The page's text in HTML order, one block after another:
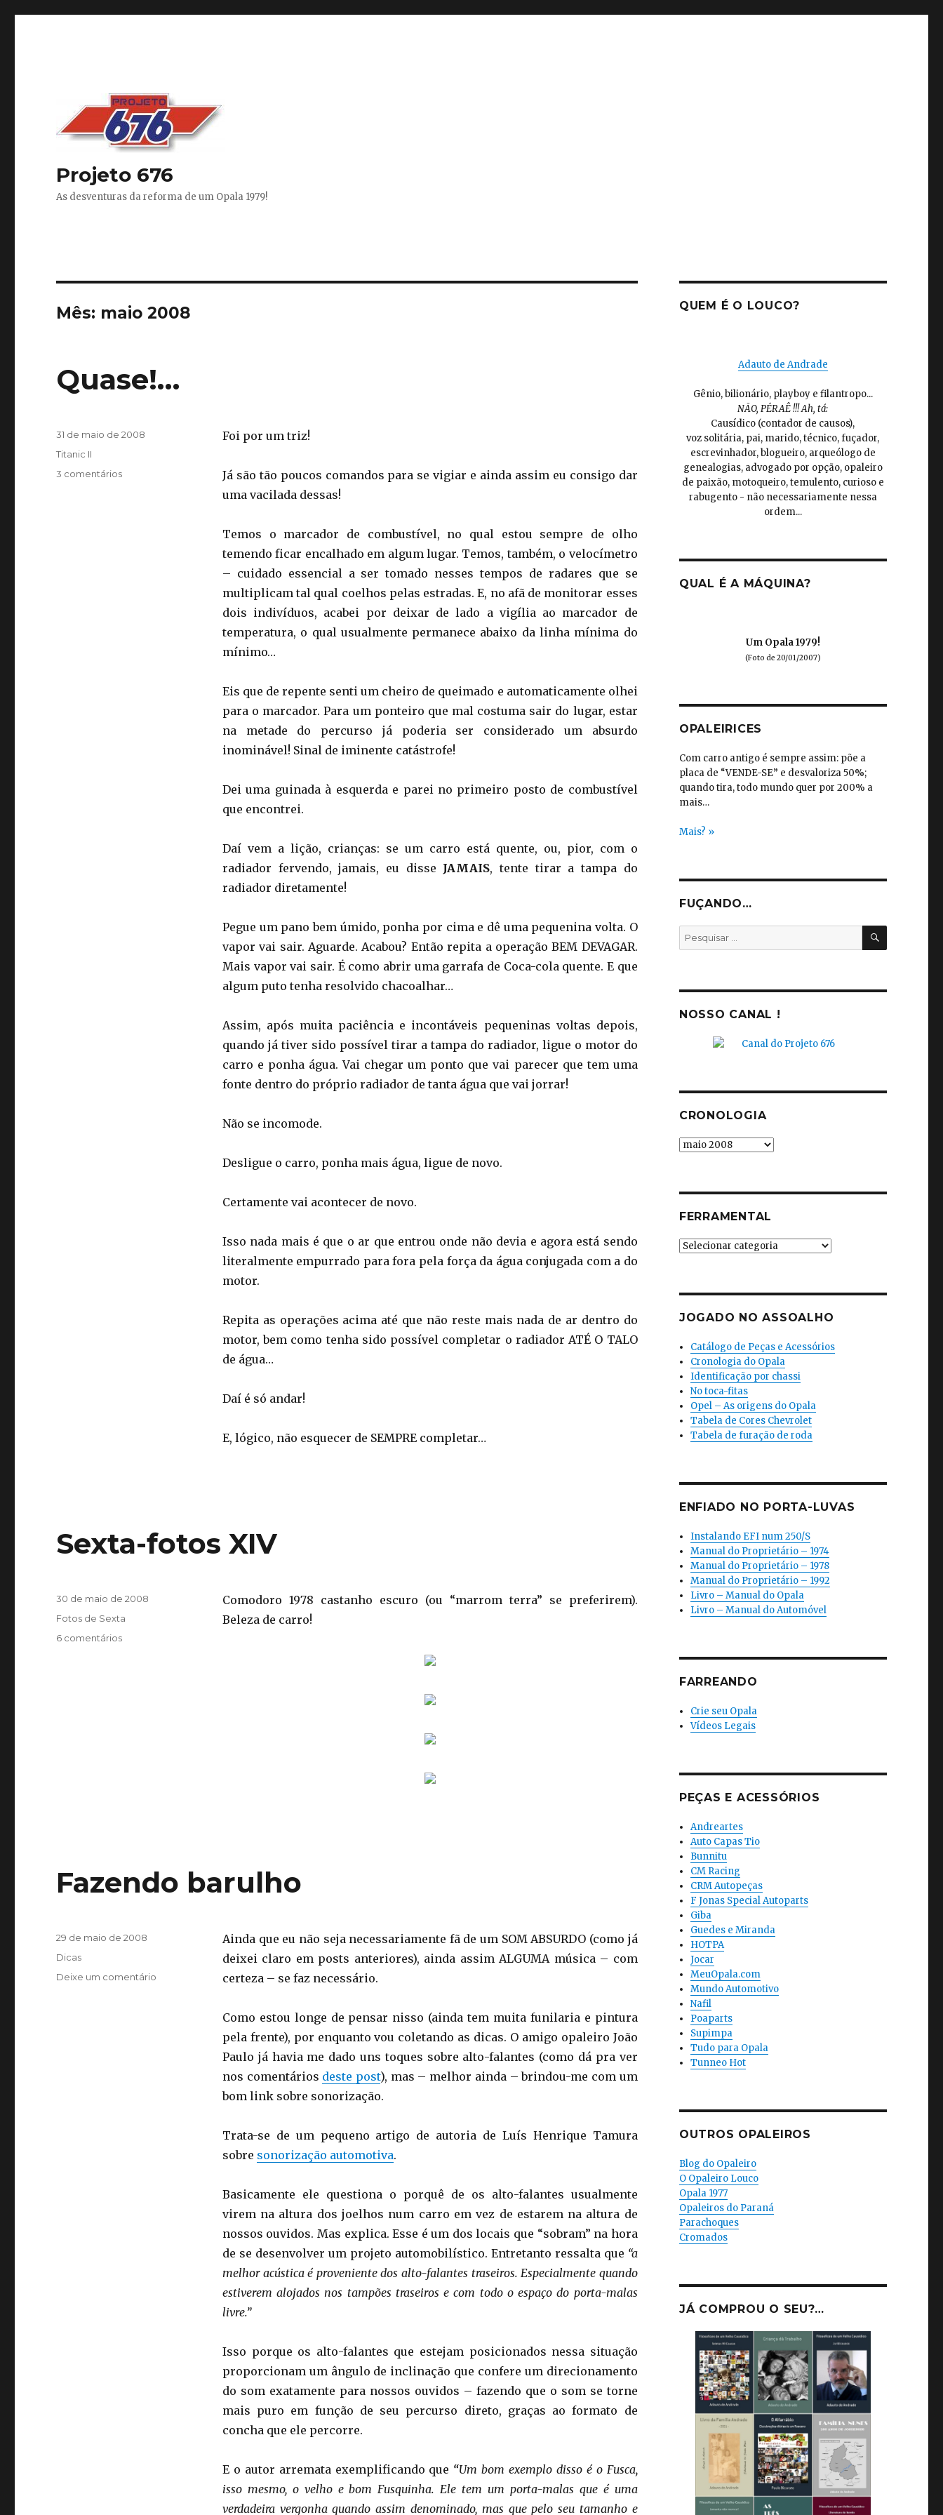
Projeto 676
As desventuras da reforma de um Opala 1979!
Mês: maio 2008
Quase!…
Foi por um triz!
Já são tão poucos comandos para se vigiar e ainda assim eu consigo dar
uma vacilada dessas!
Temos o marcador de combustível, no qual estou sempre de olho
temendo ficar encalhado em algum lugar. Temos, também, o velocímetro
– cuidado essencial a ser tomado nesses tempos de radares que se
multiplicam tal qual coelhos pelas estradas. E, no afã de monitorar esses
dois indivíduos, acabei por deixar de lado a vigília ao marcador de
temperatura, o qual usualmente permanece abaixo da linha mínima do
mínimo…
Eis que de repente senti um cheiro de queimado e automaticamente olhei
para o marcador. Para um ponteiro que mal costuma sair do lugar, estar
na metade do percurso já poderia ser considerado um absurdo
inominável! Sinal de iminente catástrofe!
Dei uma guinada à esquerda e parei no primeiro posto de combustível
que encontrei.
Daí vem a lição, crianças: se um carro está quente, ou, pior, com o
radiador fervendo, jamais, eu disse JAMAIS, tente tirar a tampa do
radiador diretamente!
Pegue um pano bem úmido, ponha por cima e dê uma pequenina volta. O
vapor vai sair. Aguarde. Acabou? Então repita a operação BEM DEVAGAR.
Mais vapor vai sair. É como abrir uma garrafa de Coca-cola quente. E que
algum puto tenha resolvido chacoalhar…
Assim, após muita paciência e incontáveis pequeninas voltas depois,
quando já tiver sido possível tirar a tampa do radiador, ligue o motor do
carro e ponha água. Vai chegar um ponto que vai parecer que tem uma
fonte dentro do próprio radiador de tanta água que vai jorrar!
Não se incomode.
Desligue o carro, ponha mais água, ligue de novo.
Certamente vai acontecer de novo.
Isso nada mais é que o ar que entrou onde não devia e agora está sendo
literalmente empurrado para fora pela força da água conjugada com a do
motor.
Repita as operações acima até que não reste mais nada de ar dentro do
motor, bem como tenha sido possível completar o radiador ATÉ O TALO
de água…
Daí é só andar!
E, lógico, não esquecer de SEMPRE completar…
Publicado
em
31 de maio de 2008
Categorias
Titanic II
3 comentáriosem
Sexta-fotos XIV
Comodoro 1978 castanho escuro (ou “marrom terra” se preferirem).
Beleza de carro!
Publicado
30 de maio de 2008
Categorias
Fotos de Sexta
6 comentáriosem
Fazendo barulho
Ainda que eu não seja necessariamente fã de um SOM ABSURDO (como já
deixei claro em posts anteriores), ainda assim ALGUMA música – com
certeza – se faz necessário.
Como estou longe de pensar nisso (ainda tem muita funilaria e pintura
pela frente), por enquanto vou coletando as dicas. O amigo opaleiro João
Paulo já havia me dado uns toques sobre alto-falantes (como dá pra ver
nos comentários deste post), mas – melhor ainda – brindou-me com um
bom link sobre sonorização.
Trata-se de um pequeno artigo de autoria de Luís Henrique Tamura
sobre sonorização automotiva.
Basicamente ele questiona o porquê de os alto-falantes usualmente
virem na altura dos joelhos num carro em vez de estarem na altura de
nossos ouvidos. Mas explica. Esse é um dos locais que “sobram” na hora
de se desenvolver um projeto automobilístico. Entretanto ressalta que “a
melhor acústica é proveniente dos alto-falantes traseiros. Especialmente quando
estiverem alojados nos tampões traseiros e com todo o espaço do porta-malas
livre.”
Isso porque os alto-falantes que estejam posicionados nessa situação
proporcionam um ângulo de inclinação que confere um direcionamento
do som exatamente para nossos ouvidos – fazendo que o som se torne
mais puro em função de seu percurso direto, graças ao formato de
concha que ele percorre.
E o autor arremata exemplificando que “Um bom exemplo disso é o Fusca,
isso mesmo, o velho e bom Fusquinha. Ele tem um porta-malas que é uma
verdadeira vergonha quando assim denominado, mas que pelo seu tamanho e
Publicado
em
29 de maio de 2008
Categorias
Dicas
Deixe um comentário
QUEM É O LOUCO?
Adauto de Andrade
Gênio, bilionário, playboy e filantropo...
NÃO, PÉRAÊ !!! Ah, tá:
Causídico (contador de causos),
voz solitária, pai, marido, técnico, fuçador,
escrevinhador, blogueiro, arqueólogo de
genealogias, advogado por opção, opaleiro
de paixão, motoqueiro, temulento, curioso e
rabugento - não necessariamente nessa
ordem...
QUAL É A MÁQUINA?
Um Opala 1979!
(Foto de 20/01/2007)
OPALEIRICES
Com carro antigo é sempre assim: põe a
placa de “VENDE-SE” e desvaloriza 50%;
quando tira, todo mundo quer por 200% a
mais…
Mais? »
FUÇANDO…
Pesquisar
por:
NOSSO CANAL !
CRONOLOGIA
Cronologia
FERRAMENTAL
Ferramental
JOGADO NO ASSOALHO
Catálogo de Peças e Acessórios
Cronologia do Opala
Identificação por chassi
No toca-fitas
Opel – As origens do Opala
Tabela de Cores Chevrolet
Tabela de furação de roda
ENFIADO NO PORTA-LUVAS
Instalando EFI num 250/S
Manual do Proprietário – 1974
Manual do Proprietário – 1978
Manual do Proprietário – 1992
Livro – Manual do Opala
Livro – Manual do Automóvel
FARREANDO
Crie seu Opala
Vídeos Legais
PEÇAS E ACESSÓRIOS
Andreartes
Auto Capas Tio
Bunnitu
CM Racing
CRM Autopeças
F Jonas Special Autoparts
Giba
Guedes e Miranda
HOTPA
Jocar
MeuOpala.com
Mundo Automotivo
Nafil
Poaparts
Supimpa
Tudo para Opala
Tunneo Hot
OUTROS OPALEIROS
Blog do Opaleiro
O Opaleiro Louco
Opala 1977
Opaleiros do Paraná
Parachoques
Cromados
JÁ COMPROU O SEU?…